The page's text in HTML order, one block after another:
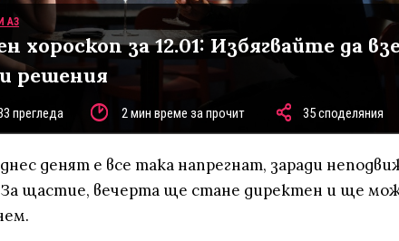
АЗ
хороскоп за 12.01: Избягвайте да
решения
прегледа 2 мин време за прочит 35 споделяния
днес денят е все така напрегнат, заради
За щастие, вечерта ще стане директен и ще